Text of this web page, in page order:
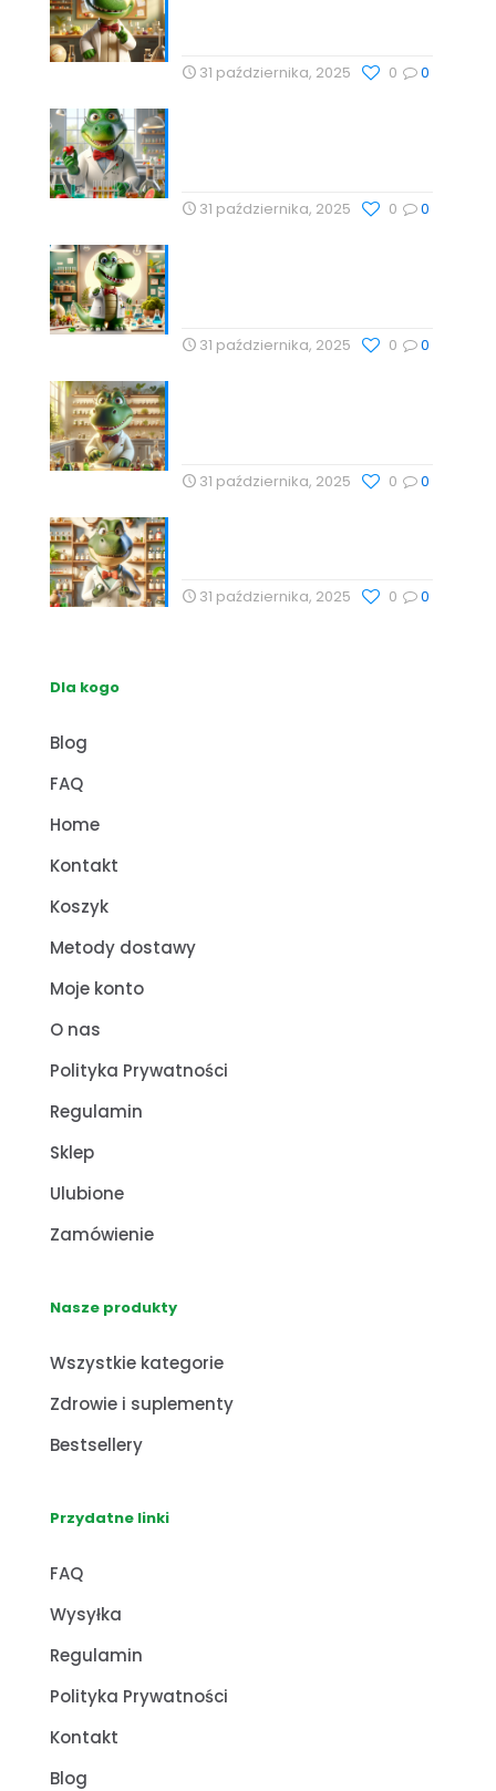
31 października, 2025 0
0
31 października, 2025 0
0
31 października, 2025 0
0
31 października, 2025 0
0
31 października, 2025 0
0
Dla kogo
Blog
FAQ
Home
Kontakt
Koszyk
Metody dostawy
Moje konto
O nas
Polityka Prywatności
Regulamin
Sklep
Ulubione
Zamówienie
Nasze produkty
Wszystkie kategorie
Zdrowie i suplementy
Bestsellery
Przydatne linki
FAQ
Wysyłka
Regulamin
Polityka Prywatności
Kontakt
Blog